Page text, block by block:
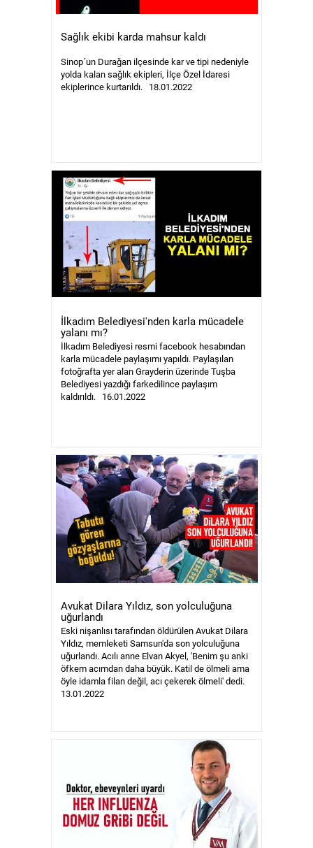
Sağlık ekibi karda mahsur kaldı
Sinop´un Durağan ilçesinde kar ve tipi nedeniyle
yolda kalan sağlık ekipleri, İlçe Özel İdaresi
ekiplerince kurtarıldı. 18.01.2022
İlkadım Belediyesi'nden karla mücadele
yalanı mı?
İlkadım Belediyesi resmi facebook hesabından
karla mücadele paylaşımı yapıldı. Paylaşılan
fotoğrafta yer alan Grayderin üzerinde Tuşba
Belediyesi yazdığı farkedilince paylaşım
kaldırıldı. 16.01.2022
Avukat Dilara Yıldız, son yolculuğuna
uğurlandı
Eski nişanlısı tarafından öldürülen Avukat Dilara
Yıldız, memleketi Samsun'da son yolculuğuna
uğurlandı. Acılı anne Elvan Akyel, 'Benim şu anki
öfkem acımdan daha büyük. Katil de ölmeli ama
öyle idamla filan değil, acı çekerek ölmeli' dedi.
13.01.2022